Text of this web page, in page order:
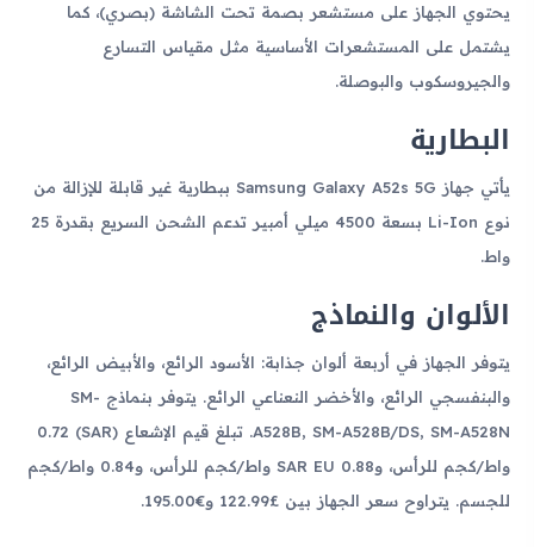
يحتوي الجهاز على مستشعر بصمة تحت الشاشة (بصري)، كما
يشتمل على المستشعرات الأساسية مثل مقياس التسارع
والجيروسكوب والبوصلة.
البطارية
يأتي جهاز Samsung Galaxy A52s 5G ببطارية غير قابلة للإزالة من
نوع Li-Ion بسعة 4500 ميلي أمبير تدعم الشحن السريع بقدرة 25
واط.
الألوان والنماذج
يتوفر الجهاز في أربعة ألوان جذابة: الأسود الرائع، والأبيض الرائع،
والبنفسجي الرائع، والأخضر النعناعي الرائع. يتوفر بنماذج SM-
A528B, SM-A528B/DS, SM-A528N. تبلغ قيم الإشعاع (SAR) 0.72
واط/كجم للرأس، وSAR EU 0.88 واط/كجم للرأس، و0.84 واط/كجم
للجسم. يتراوح سعر الجهاز بين £122.99 و€195.00.